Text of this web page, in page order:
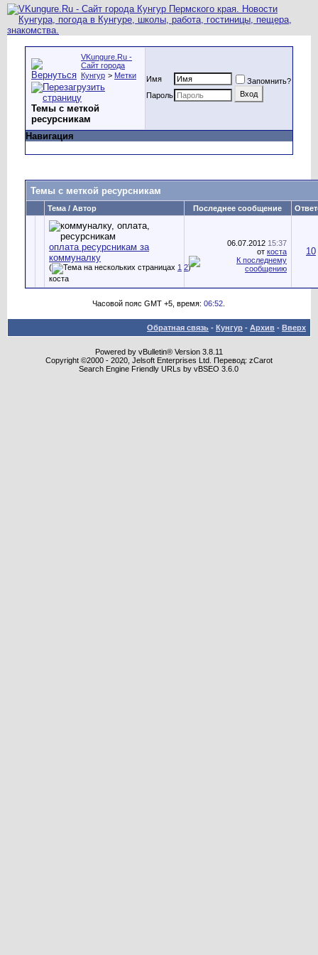
VKungure.Ru -
Сайт города
Кунгур > Метки
Темы с меткой
ресурсникам
Имя
Запомнить?
Пароль
Навигация
Темы с меткой ресурсникам
Тема / Автор Последнее сообщение
оплата ресурсникам за
коммуналку
( 1 2)
коста
06.07.2012 15:37
от коста 10
Часовой пояс GMT +5, время:06:52
Обратная связь - Кунгур - Архив - Вверх
Powered by vBulletin® Version 3.8.11
Copyright ©2000 - 2020, Jelsoft Enterprises Ltd. Перевод: zCarot
Search Engine Friendly URLs by vBSEO 3.6.0